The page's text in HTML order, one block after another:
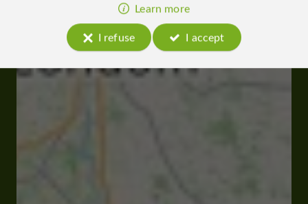
Learn more
I refuse
I accept